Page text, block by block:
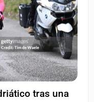
tras una